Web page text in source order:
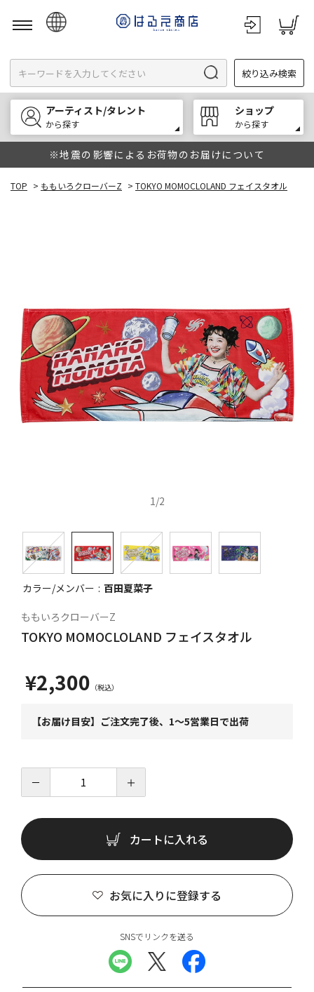
English
한국어
中文
絞り込み検索
アーティスト/タレント
から探す
ショップ
から探す
※地震の影響によるお荷物のお届けについて
TOP > ももいろクローバーZ > TOKYO MOMOCLOLAND フェイスタオル
1/2
カラー/メンバー 百田夏菜子
ももいろクローバーZ
TOKYO MOMOCLOLAND フェイスタオル
¥2,300
【お届け目安】ご注文完了後、1～5営業日で出荷
－ ＋
カートに入れる
お気に入りに登録する
SNSでリンクを送る